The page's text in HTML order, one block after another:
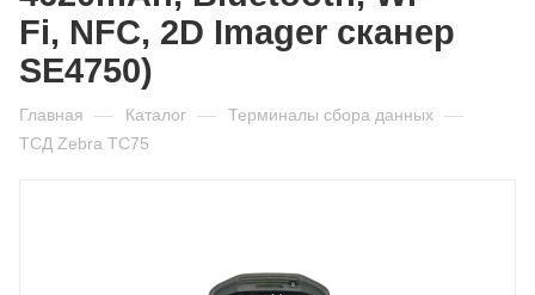
Fi, NFC, 2D Imager сканер
SE4750)
Главная — Каталог — Терминалы сбора данных —
ТСД Zebra TC75